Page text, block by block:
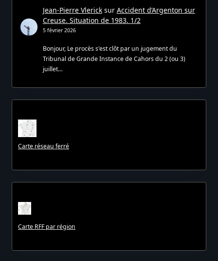
Jean-Pierre Vlericksur Accident d’Argenton sur
Creuse. Situation de 1983. 1/2
5 février 2026
Bonjour, Le procès s'est clôt par un jugement du
Tribunal de Grande Instance de Cahors du 2 (ou 3)
juillet…
Carte réseau ferré
Carte RFF par région